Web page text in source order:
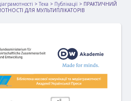
> Тека > Публікації > ПРАКТИЧНИЙ
ДЛЯ МУЛЬТИПЛІКАТОРІВ